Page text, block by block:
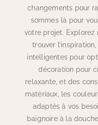
changements pour
sommes là pour
votre projet. Explorez
trouver
intelligentes pour
décoration pour
relaxante, et des
matériaux, les
adaptés à vos
baignoire à la